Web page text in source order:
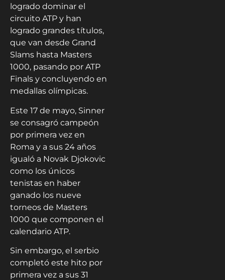
logrado dominar el
circuito ATP y han
logrado grandes títulos,
que van desde Grand
Slams hasta Masters
1000, pasando por ATP
Finals y concluyendo en
medallas olímpicas.
Este 17 de mayo, Sinner
se consagró campeón
por primera vez en
Roma y a sus 24 años
igualó a Novak Djokovic
como los únicos
tenistas en haber
ganado los nueve
torneos de Masters
1000 que componen el
calendario ATP.
Sin embargo, el serbio
completó este hito por
primera vez a sus 31